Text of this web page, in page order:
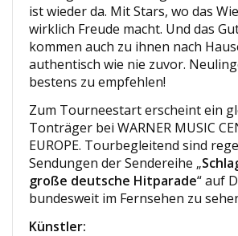
ist wieder da. Mit Stars, wo das
wirklich Freude macht. Und das
kommen auch zu ihnen nach
authentisch wie nie zuvor.
bestens zu empfehlen!
Zum Tourneestart erscheint ein
Tonträger bei WARNER MUSIC
EUROPE. Tourbegleitend sind
Sendungen der Sendereihe „
große deutsche Hitparade“ auf
bundesweit im Fernsehen zu
Künstler: